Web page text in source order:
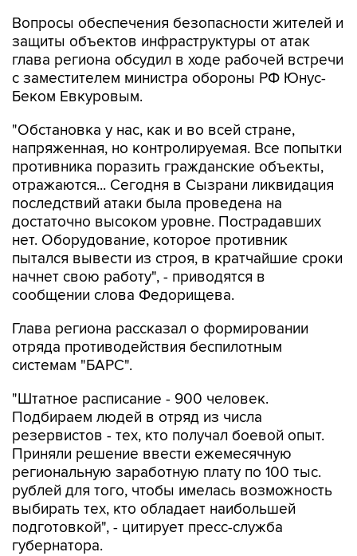
Вопросы обеспечения безопасности жителей и
защиты объектов инфраструктуры от атак
глава региона обсудил в ходе рабочей встречи
с заместителем министра обороны РФ Юнус-
Беком Евкуровым.
"Обстановка у нас, как и во всей стране,
напряженная, но контролируемая. Все попытки
противника поразить гражданские объекты,
отражаются... Сегодня в Сызрани ликвидация
последствий атаки была проведена на
достаточно высоком уровне. Пострадавших
нет. Оборудование, которое противник
пытался вывести из строя, в кратчайшие сроки
начнет свою работу", - приводятся в
сообщении слова Федорищева.
Глава региона рассказал о формировании
отряда противодействия беспилотным
системам "БАРС".
"Штатное расписание - 900 человек.
Подбираем людей в отряд из числа
резервистов - тех, кто получал боевой опыт.
Приняли решение ввести ежемесячную
региональную заработную плату по 100 тыс.
рублей для того, чтобы имелась возможность
выбирать тех, кто обладает наибольшей
подготовкой", - цитирует пресс-служба
губернатора.